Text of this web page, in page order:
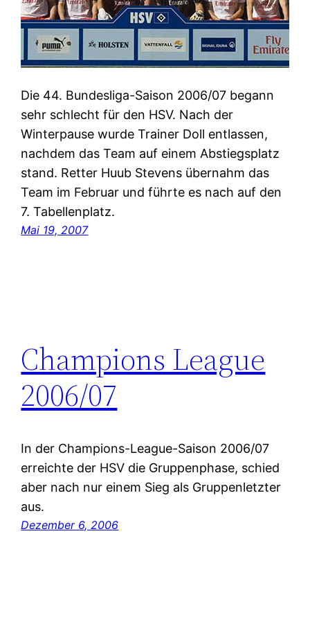
Die 44. Bundesliga-Saison 2006/07 begann
sehr schlecht für den HSV. Nach der
Winterpause wurde Trainer Doll entlassen,
nachdem das Team auf einem Abstiegsplatz
stand. Retter Huub Stevens übernahm das
Team im Februar und führte es nach auf den
7. Tabellenplatz.
Mai 19, 2007
Champions League
2006/07
In der Champions-League-Saison 2006/07
erreichte der HSV die Gruppenphase, schied
aber nach nur einem Sieg als Gruppenletzter
aus.
Dezember 6, 2006